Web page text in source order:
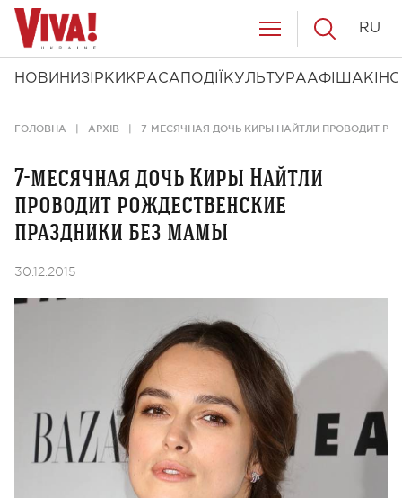
НОВИНИ ЗІРКИ КРАСА ПОДІЇ КУЛЬТУРААФІША КІНО
RU
ГОЛОВНА АРХІВ 7-МЕСЯЧНАЯ ДОЧЬ КИРЫ НАЙТЛИ ПРОВОДИТ
7-месячная дочь Киры Найтли
проводит рождественские
праздники без мамы
30.12.2015